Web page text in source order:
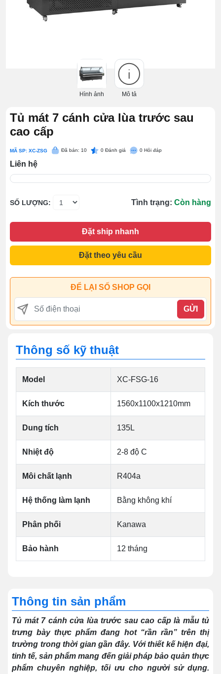
Hình ảnh Mô tả
Tủ mát 7 cánh cửa lùa trước sau
cao cấp
MÃ SP: XC-ZSG Đã bán: 10 0 Đánh giá 0 Hỏi đáp
Liên hệ
SỐ LƯỢNG: Tình trạng: Còn hàng
Đặt ship nhanh
Đặt theo yêu cầu
ĐỂ LẠI SỐ SHOP GỌI
GỬI
Thông số kỹ thuật
Model XC-FSG-16
Kích thước 1560x1100x1210mm
Dung tích 135L
Nhiệt độ 2-8 độ C
Môi chất lạnh R404a
Hệ thống làm lạnh Bằng không khí
Phân phối Kanawa
Bảo hành 12 tháng
Thông tin sản phẩm
Tủ mát 7 cánh cửa lùa trước sau cao cấp là mẫu tủ
trưng bày thực phẩm đang hot “rần rần” trên thị
trường trong thời gian gần đây. Với thiết kế hiện đại,
tinh tế, sản phẩm mang đến giải pháp bảo quản thực
phẩm chuyên nghiệp, tối ưu cho người sử dụng.